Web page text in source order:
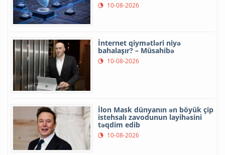
10-08-2026
İnternet qiymətləri niyə
bahalaşır? – Müsahibə
10-08-2026
İlon Mask dünyanın ən böyük çip
istehsalı zavodunun layihəsini
təqdim edib
10-08-2026